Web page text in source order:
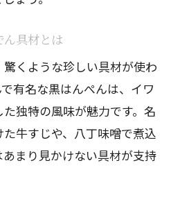
具材とは
くような珍しい具材が使わ
有名な黒はんぺんは、イワ
独特の風味が魅力です。名
牛すじや、八丁味噌で煮込
まり見かけない具材が支持